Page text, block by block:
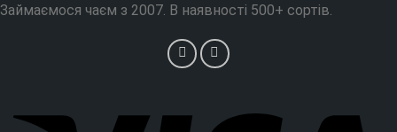
Займаємося чаєм з 2007. В наявності 500+ сортів.